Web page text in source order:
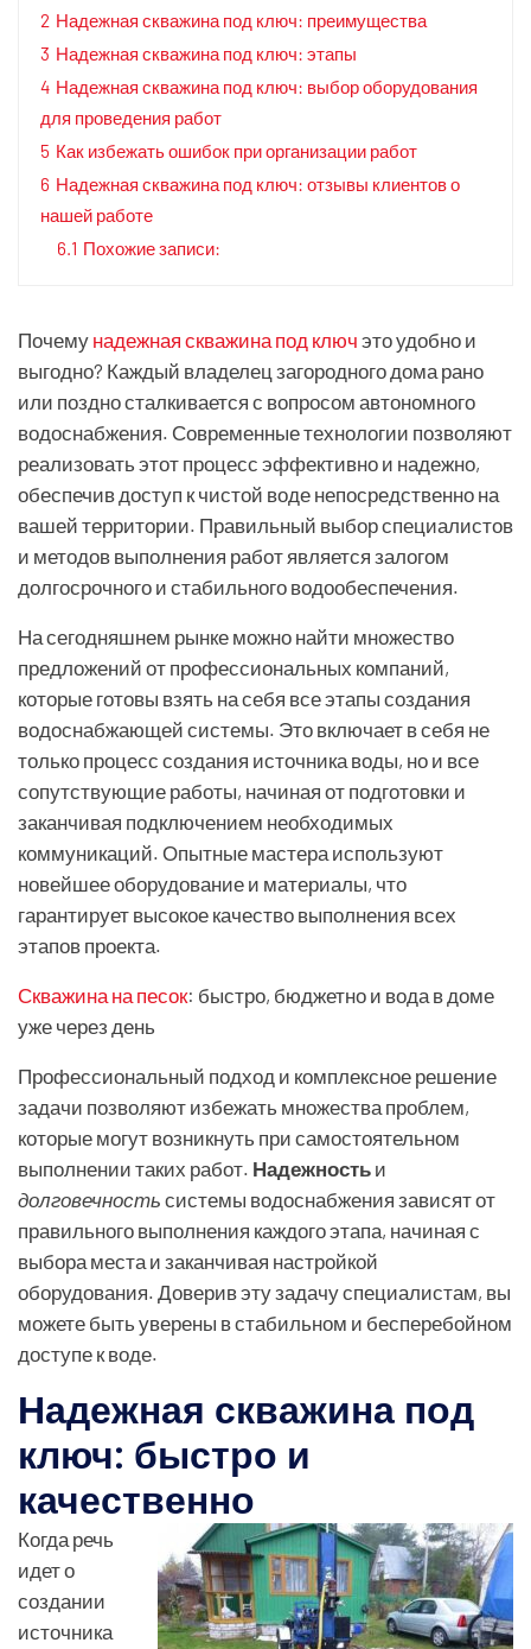
2 Надежная скважина под ключ: преимущества
3 Надежная скважина под ключ: этапы
4 Надежная скважина под ключ: выбор оборудования
для проведения работ
5 Как избежать ошибок при организации работ
6 Надежная скважина под ключ: отзывы клиентов о
нашей работе
6.1 Похожие записи:
Почему надежная скважина под ключ это удобно и
выгодно? Каждый владелец загородного дома рано
или поздно сталкивается с вопросом автономного
водоснабжения. Современные технологии позволяют
реализовать этот процесс эффективно и надежно,
обеспечив доступ к чистой воде непосредственно на
вашей территории. Правильный выбор специалистов
и методов выполнения работ является залогом
долгосрочного и стабильного водообеспечения.
На сегодняшнем рынке можно найти множество
предложений от профессиональных компаний,
которые готовы взять на себя все этапы создания
водоснабжающей системы. Это включает в себя не
только процесс создания источника воды, но и все
сопутствующие работы, начиная от подготовки и
заканчивая подключением необходимых
коммуникаций. Опытные мастера используют
новейшее оборудование и материалы, что
гарантирует высокое качество выполнения всех
этапов проекта.
Скважина на песок: быстро, бюджетно и вода в доме
уже через день
Профессиональный подход и комплексное решение
задачи позволяют избежать множества проблем,
которые могут возникнуть при самостоятельном
выполнении таких работ. Надежность и
долговечность системы водоснабжения зависят от
правильного выполнения каждого этапа, начиная с
выбора места и заканчивая настройкой
оборудования. Доверив эту задачу специалистам, вы
можете быть уверены в стабильном и бесперебойном
доступе к воде.
Надежная скважина под
ключ: быстро и
качественно
Когда речь
идет о
создании
источника